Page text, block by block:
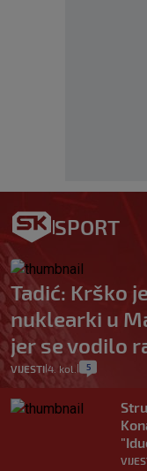
SPORT
Tadić: Krško
nuklearki u
jer se vodilo
VIJESTI 4. kol. 5